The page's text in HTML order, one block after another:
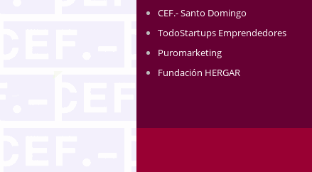
CEF.- Santo Domingo
TodoStartups Emprendedores
Puromarketing
Fundación HERGAR